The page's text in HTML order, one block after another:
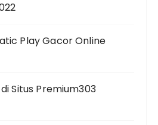
Play Gacor Online
Situs Premium303